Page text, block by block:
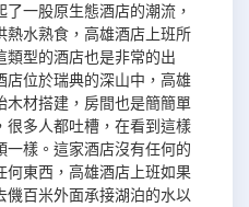
一股原生態酒店的潮流，
熱水熟食，高雄酒店上班所
類型的酒店也是非常的出
店位於瑞典的深山中，高雄
木材搭建，房間也是簡簡單
很多人都吐槽，在看到這樣
一樣。這家酒店沒有任何的
何東西，高雄酒店上班如果
百米外面承接湖泊的水以